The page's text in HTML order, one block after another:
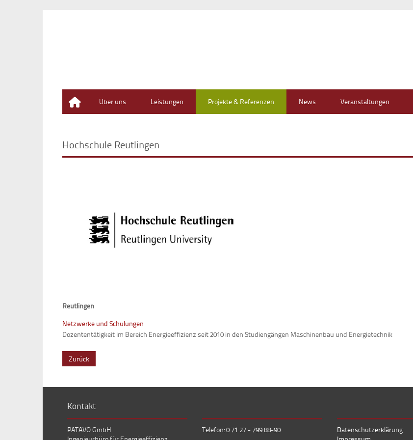
Home
Über uns Leistungen Projekte & Referenzen News Veranstaltungen
Hochschule Reutlingen
Reutlingen
Netzwerke und Schulungen
Dozententätigkeit im Bereich Energieeffizienz seit 2010 in den Studiengängen Maschinenbau und Energietechnik
Zurück
Kontakt
PATAVO GmbH
Telefon: 0 71 27 - 799 88-90
Datenschutzerklärung